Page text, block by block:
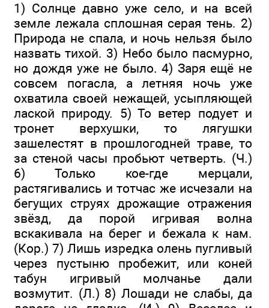
1) Солнце давно уже село, и на всей
земле лежала сплошная серая тень. 2)
Природа не спала, и ночь нельзя было
назвать тихой. 3) Небо было пасмурно,
но дождя уже не было. 4) Заря ещё не
совсем погасла, а летняя ночь уже
охватила своей нежащей, усыпляющей
лаской природу. 5) То ветер подует и
тронет верхушки, то лягушки
зашелестят в прошлогодней траве, то
за стеной часы пробьют четверть. (Ч.)
6) Только кое-где мерцали,
растягивались и тотчас же исчезали на
бегущих струях дрожащие отражения
звёзд, да порой игривая волна
вскакивала на берег и бежала к нам.
(Кор.) 7) Лишь изредка олень пугливый
через пустыню пробежит, или коней
табун игривый молчанье дали
возмутит. (Л.) 8) Лошади не слабы, да